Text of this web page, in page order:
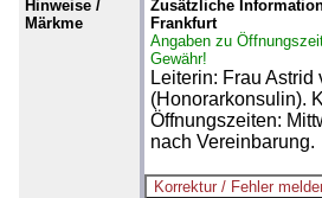
Hinweise /
Märkme
Zusätzliche
Frankfurt
Angaben zu
Gewähr!
Leiterin: Frau Astrid
(Honorarkonsulin).
Öffnungszeiten:
nach Vereinbarung.